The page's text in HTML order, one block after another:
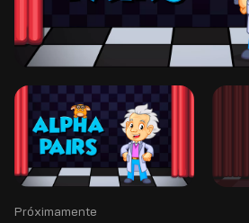
Próximamente